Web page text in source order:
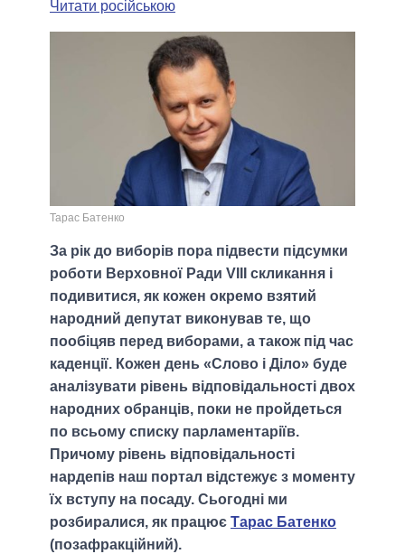
Читати російською
Тарас Батенко
За рік до виборів пора підвести підсумки
роботи Верховної Ради VIII скликання і
подивитися, як кожен окремо взятий
народний депутат виконував те, що
пообіцяв перед виборами, а також під час
каденції. Кожен день «Слово і Діло» буде
аналізувати рівень відповідальності двох
народних обранців, поки не пройдеться
по всьому списку парламентаріїв.
Причому рівень відповідальності
нардепів наш портал відстежує з моменту
їх вступу на посаду. Сьогодні ми
розбиралися, як працює Тарас Батенко
(позафракційний).